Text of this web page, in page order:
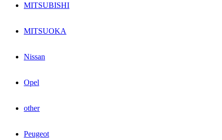
MITSUBISHI
MITSUOKA
Nissan
Opel
other
Peugeot